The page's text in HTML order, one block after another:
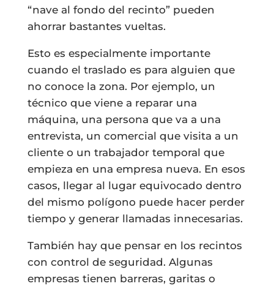
“nave al fondo del recinto” pueden
ahorrar bastantes vueltas.
Esto es especialmente importante
cuando el traslado es para alguien que
no conoce la zona. Por ejemplo, un
técnico que viene a reparar una
máquina, una persona que va a una
entrevista, un comercial que visita a un
cliente o un trabajador temporal que
empieza en una empresa nueva. En esos
casos, llegar al lugar equivocado dentro
del mismo polígono puede hacer perder
tiempo y generar llamadas innecesarias.
También hay que pensar en los recintos
con control de seguridad. Algunas
empresas tienen barreras, garitas o